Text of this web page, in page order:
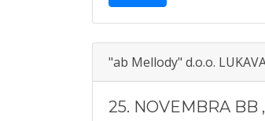
"ab Mellody" d.o.o.
25. NOVEMBRA BB ,